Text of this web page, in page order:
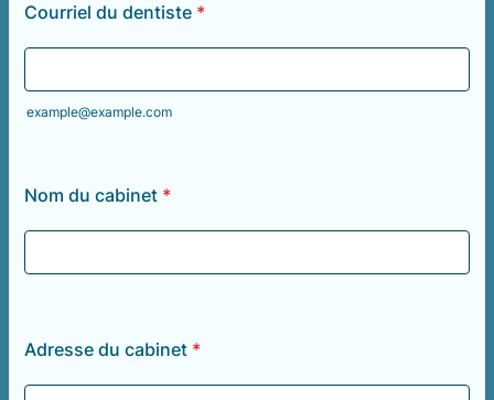
Courriel du dentiste *
example@example.com
Nom du cabinet *
Adresse du cabinet *